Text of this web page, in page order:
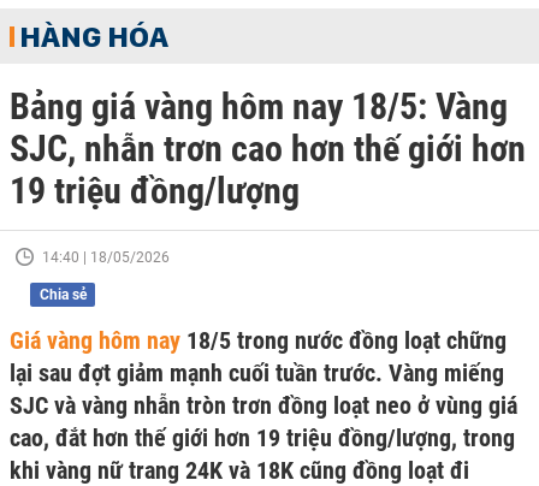
HÀNG HÓA
Bảng giá vàng hôm nay 18/5: Vàng
SJC, nhẫn trơn cao hơn thế giới hơn
19 triệu đồng/lượng
14:40 | 18/05/2026
Chia sẻ
Giá vàng hôm nay 18/5 trong nước đồng loạt chững
lại sau đợt giảm mạnh cuối tuần trước. Vàng miếng
SJC và vàng nhẫn tròn trơn đồng loạt neo ở vùng giá
cao, đắt hơn thế giới hơn 19 triệu đồng/lượng, trong
khi vàng nữ trang 24K và 18K cũng đồng loạt đi